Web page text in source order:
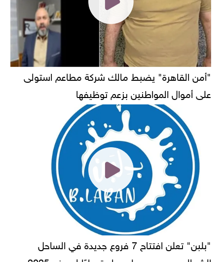
"أمن القاهرة" يضبط مالك شركة مطاعم استولى
على أموال المواطنين بزعم توظيفها
"بلبن" تعلن افتتاح 7 فروع جديدة في الساحل